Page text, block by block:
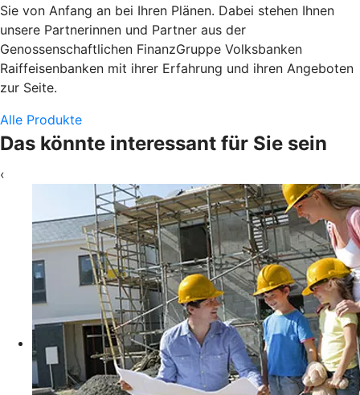
Sie von Anfang an bei Ihren Plänen. Dabei stehen Ihnen
unsere Partnerinnen und Partner aus der
Genossenschaftlichen FinanzGruppe Volksbanken
Raiffeisenbanken mit ihrer Erfahrung und ihren Angeboten
zur Seite.
Alle Produkte
Das könnte interessant für Sie sein
‹